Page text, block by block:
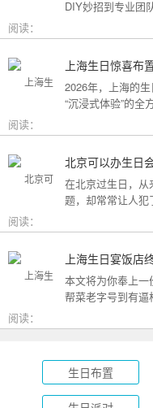
DIY妙招到专业团
阅读：
2026年，上海的
“沉浸式体验”的
套餐层出不穷。
新全攻略，从低
阅读：
在北京过生日，
题，却常常让人犯
史，既有恢弘大
摩登时尚的CBD
友圈的派对，还
2026年北京生日
阅读：
上海生日宴饭店
本文将为你奉上
帮菜老字号到有
房餐厅，全方位
挑选难题！
阅读：
生日布置